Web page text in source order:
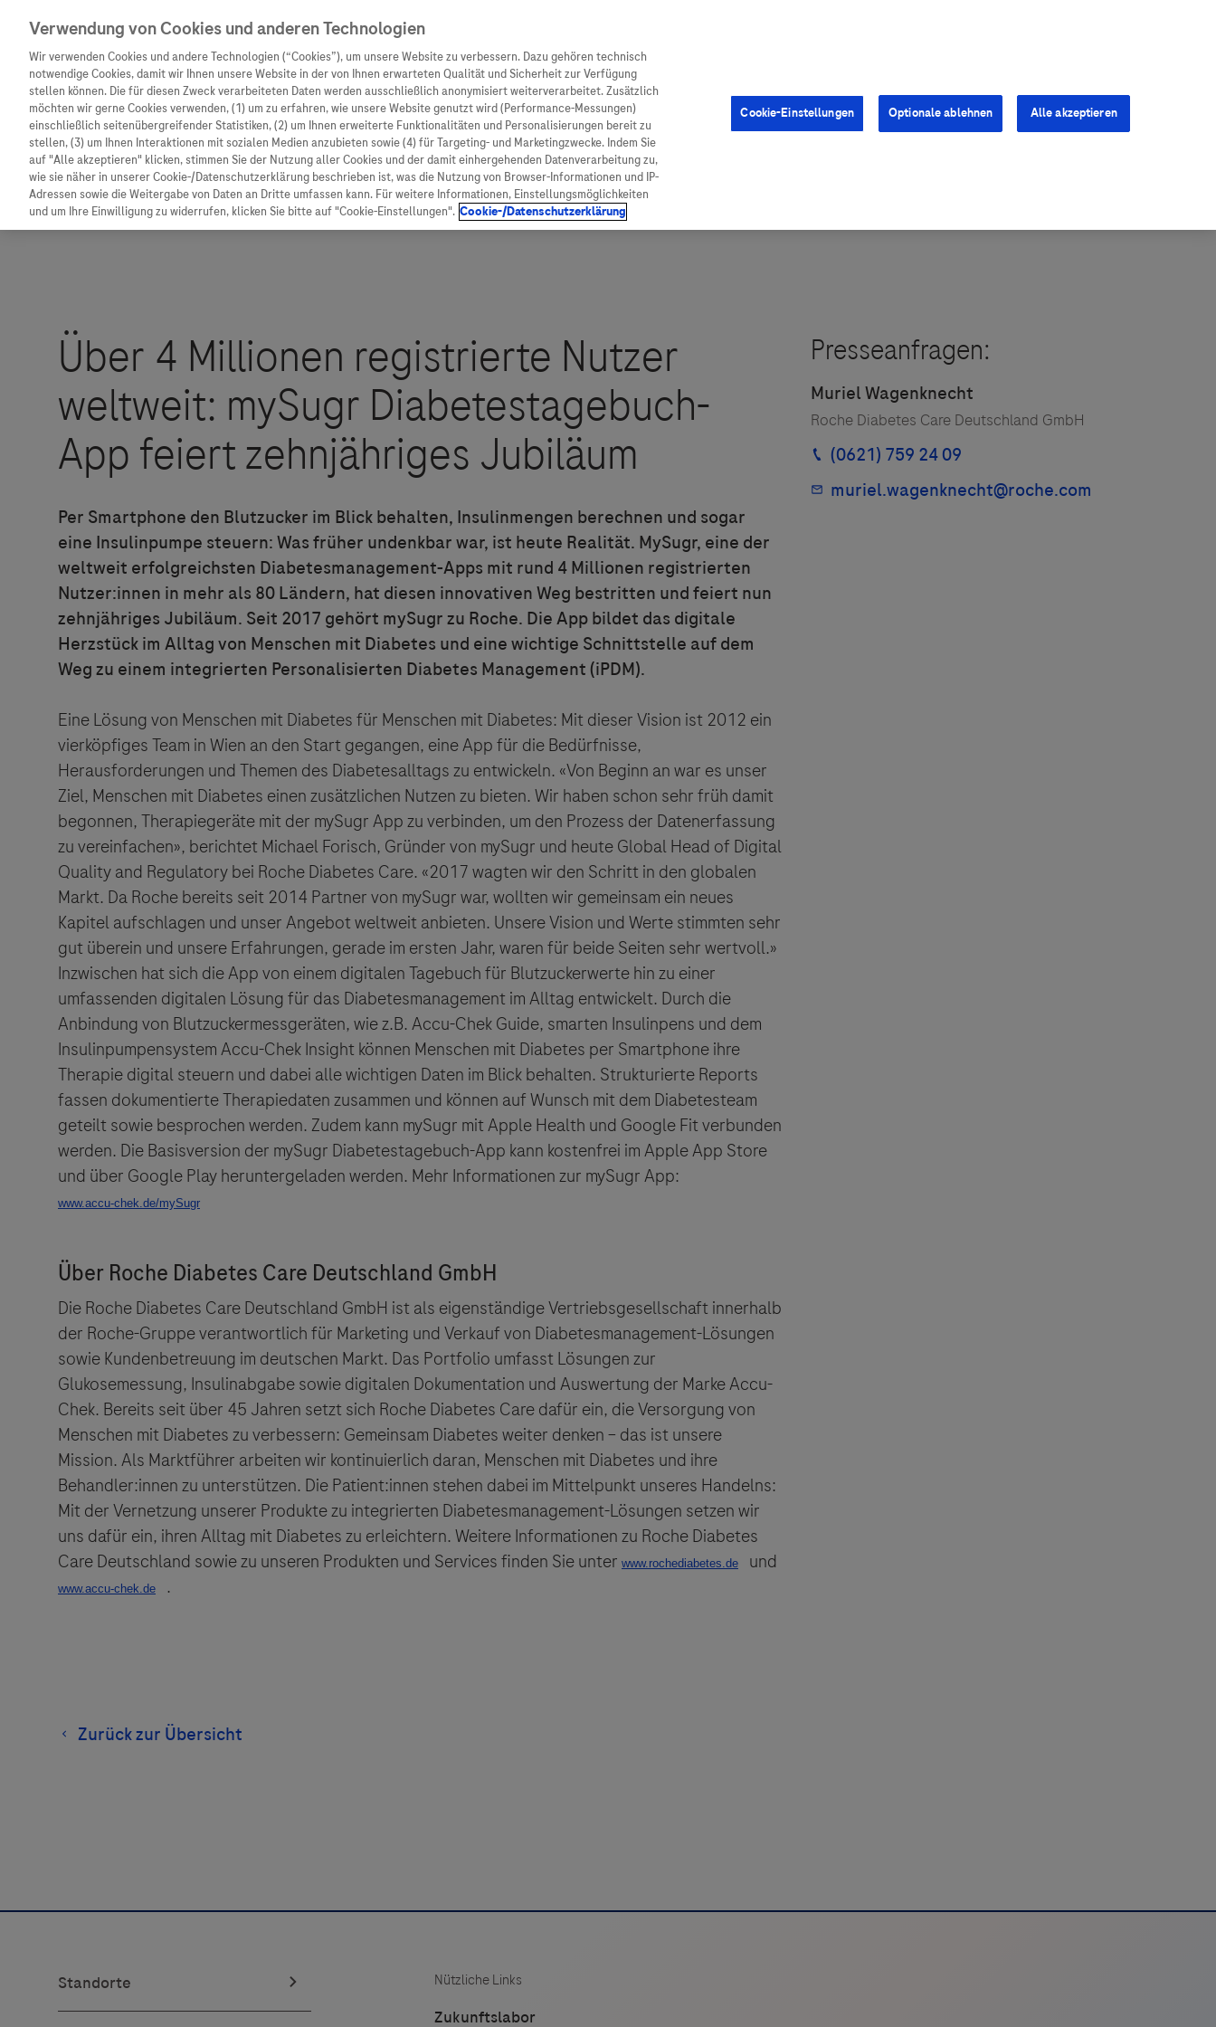
Unternehmen
Was uns antreibt
Unsere Standorte
Roche Stories
Podcast
Innovation
Personalisierte Medizin
Digitalisierung
Blog Zukunftslabor
Patienteninformationen
Informationen zu Krankheiten
Diagnostik ist Vorsorge
Klinische Studien
Arzneimittel
Roche Pipeline
Roche Fachportal
Vigilanz-Training
Diagnostik
Per Smartphone den Blutzucker im Blick behalten, Insulinmengen berechnen und sogar
eine Insulinpumpe steuern: Was früher undenkbar war, ist heute Realität. MySugr, eine der
weltweit erfolgreichsten Diabetesmanagement-Apps mit rund 4 Millionen registrierten
Nutzer:innen in mehr als 80 Ländern, hat diesen innovativen Weg bestritten und feiert nun
zehnjähriges Jubiläum. Seit 2017 gehört mySugr zu Roche. Die App bildet das digitale
Herzstück im Alltag von Menschen mit Diabetes und eine wichtige Schnittstelle auf dem
Weg zu einem integrierten Personalisierten Diabetes Management (iPDM).
Eine Lösung von Menschen mit Diabetes für Menschen mit Diabetes: Mit dieser Vision ist 2012 ein
vierköpfiges Team in Wien an den Start gegangen, eine App für die Bedürfnisse,
Herausforderungen und Themen des Diabetesalltags zu entwickeln. «Von Beginn an war es unser
Ziel, Menschen mit Diabetes einen zusätzlichen Nutzen zu bieten. Wir haben schon sehr früh damit
begonnen, Therapiegeräte mit der mySugr App zu verbinden, um den Prozess der Datenerfassung
zu vereinfachen», berichtet Michael Forisch, Gründer von mySugr und heute Global Head of Digital
Quality and Regulatory bei Roche Diabetes Care. «2017 wagten wir den Schritt in den globalen
Markt. Da Roche bereits seit 2014 Partner von mySugr war, wollten wir gemeinsam ein neues
Kapitel aufschlagen und unser Angebot weltweit anbieten. Unsere Vision und Werte stimmten sehr
gut überein und unsere Erfahrungen, gerade im ersten Jahr, waren für beide Seiten sehr wertvoll.»
Inzwischen hat sich die App von einem digitalen Tagebuch für Blutzuckerwerte hin zu einer
umfassenden digitalen Lösung für das Diabetesmanagement im Alltag entwickelt. Durch die
Anbindung von Blutzuckermessgeräten, wie z.B. Accu-Chek Guide, smarten Insulinpens und dem
Insulinpumpensystem Accu-Chek Insight können Menschen mit Diabetes per Smartphone ihre
Therapie digital steuern und dabei alle wichtigen Daten im Blick behalten. Strukturierte Reports
fassen dokumentierte Therapiedaten zusammen und können auf Wunsch mit dem Diabetesteam
geteilt sowie besprochen werden. Zudem kann mySugr mit Apple Health und Google Fit verbunden
werden. Die Basisversion der mySugr Diabetestagebuch-App kann kostenfrei im Apple App Store
und über Google Play heruntergeladen werden. Mehr Informationen zur mySugr App:
Die Roche Diabetes Care Deutschland GmbH ist als eigenständige Vertriebsgesellschaft innerhalb
der Roche-Gruppe verantwortlich für Marketing und Verkauf von Diabetesmanagement-Lösungen
sowie Kundenbetreuung im deutschen Markt. Das Portfolio umfasst Lösungen zur
Glukosemessung, Insulinabgabe sowie digitalen Dokumentation und Auswertung der Marke Accu-
Chek. Bereits seit über 45 Jahren setzt sich Roche Diabetes Care dafür ein, die Versorgung von
Menschen mit Diabetes zu verbessern: Gemeinsam Diabetes weiter denken – das ist unsere
Mission. Als Marktführer arbeiten wir kontinuierlich daran, Menschen mit Diabetes und ihre
Behandler:innen zu unterstützen. Die Patient:innen stehen dabei im Mittelpunkt unseres Handelns:
Mit der Vernetzung unserer Produkte zu integrierten Diabetesmanagement-Lösungen setzen wir
uns dafür ein, ihren Alltag mit Diabetes zu erleichtern. Weitere Informationen zu Roche Diabetes
Care Deutschland sowie zu unseren Produkten und Services finden Sie unter
und
.
Links zu Websites Dritter werden im Sinne des Servicegedankens angeboten.
Verwendung von Cookies und anderen Technologien
Wir verwenden Cookies und andere Technologien (“Cookies”), um unsere Website zu verbessern. Dazu gehören technisch
notwendige Cookies, damit wir Ihnen unsere Website in der von Ihnen erwarteten Qualität und Sicherheit zur Verfügung
stellen können. Die für diesen Zweck verarbeiteten Daten werden ausschließlich anonymisiert weiterverarbeitet. Zusätzlich
möchten wir gerne Cookies verwenden, (1) um zu erfahren, wie unsere Website genutzt wird (Performance-Messungen)
einschließlich seitenübergreifender Statistiken, (2) um Ihnen erweiterte Funktionalitäten und Personalisierungen bereit zu
stellen, (3) um Ihnen Interaktionen mit sozialen Medien anzubieten sowie (4) für Targeting- und Marketingzwecke. Indem Sie
auf "Alle akzeptieren" klicken, stimmen Sie der Nutzung aller Cookies und der damit einhergehenden Datenverarbeitung zu,
wie sie näher in unserer Cookie-/Datenschutzerklärung beschrieben ist, was die Nutzung von Browser-Informationen und IP-
Adressen sowie die Weitergabe von Daten an Dritte umfassen kann. Für weitere Informationen, Einstellungsmöglichkeiten
und um Ihre Einwilligung zu widerrufen, klicken Sie bitte auf "Cookie-Einstellungen". Cookie-/Datenschutzerklärung
Cookie-Einstellungen Optionale ablehnen Alle akzeptieren